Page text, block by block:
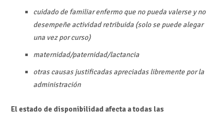
cuidado de familiar enfermo que no pueda valerse y no
desempeñe actividad retribuida (solo se puede alegar
una vez por curso)
maternidad/paternidad/lactancia
otras causas justificadas apreciadas libremente por la
administración
El estado de disponibilidad afecta a todas las